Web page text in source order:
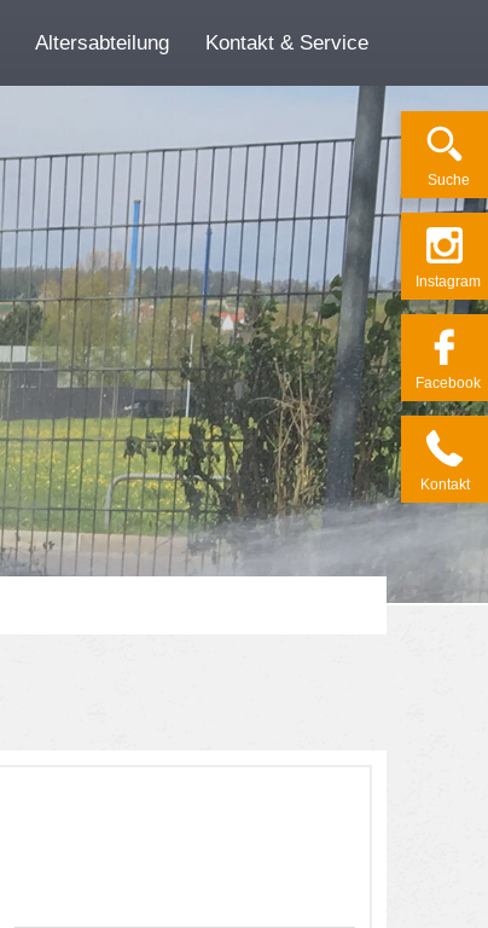
Altersabteilung Kontakt & Service
Su­che
Ins­ta­gram
Face­book
Kon­takt